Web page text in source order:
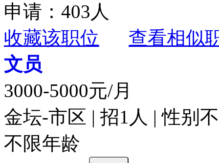
申请：403人
收藏该职位
查看相似
文员
3000-5000元/月
金坛-市区 | 招1人 | 性别
不限年龄